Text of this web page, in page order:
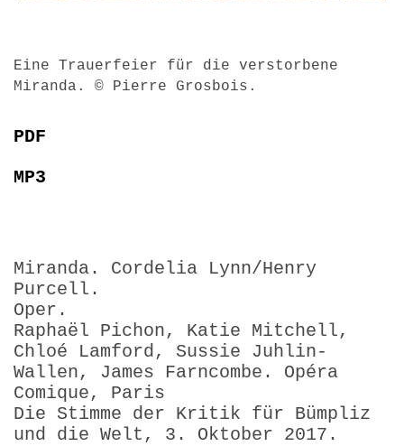
Eine Trauerfeier für die verstorbene
Miranda. © Pierre Grosbois.
PDF
MP3
Miranda. Cordelia Lynn/Henry
Purcell.
Oper.
Raphaël Pichon, Katie Mitchell,
Chloé Lamford, Sussie Juhlin-
Wallen, James Farncombe. Opéra
Comique, Paris
Die Stimme der Kritik für Bümpliz
und die Welt, 3. Oktober 2017.